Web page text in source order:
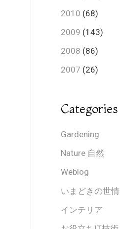
2010 (68)
2009 (143)
2008 (86)
2007 (26)
Categories
Gardening
Nature 自然
Weblog
いまどきの世情
インテリア